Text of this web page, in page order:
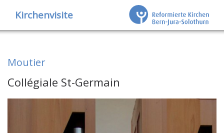
Kirchenvisite
Moutier
Collégiale St-Germain